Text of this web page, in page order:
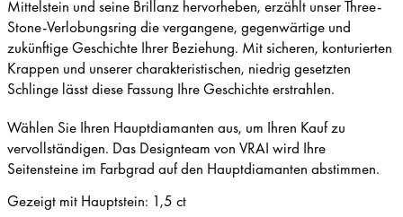
Mittelstein und seine Brillanz hervorheben, erzählt unser Three-
Stone-Verlobungsring die vergangene, gegenwärtige und
zukünftige Geschichte Ihrer Beziehung. Mit sicheren, konturierten
Krappen und unserer charakteristischen, niedrig gesetzten
Schlinge lässt diese Fassung Ihre Geschichte erstrahlen.
Wählen Sie Ihren Hauptdiamanten aus, um Ihren Kauf zu
vervollständigen. Das Designteam von VRAI wird Ihre
Seitensteine im Farbgrad auf den Hauptdiamanten abstimmen.
Gezeigt mit Hauptstein: 1,5 ct